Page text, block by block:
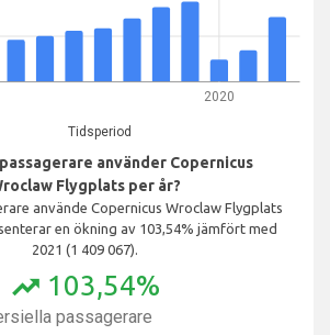
2020
Tidsperiod
använder Copernicus
Flygplats per år?
använde Copernicus Wroclaw Flygplats
en ökning av 103,54% jämfört med
2021 (1 409 067).
trending_up 103,54%
passagerare